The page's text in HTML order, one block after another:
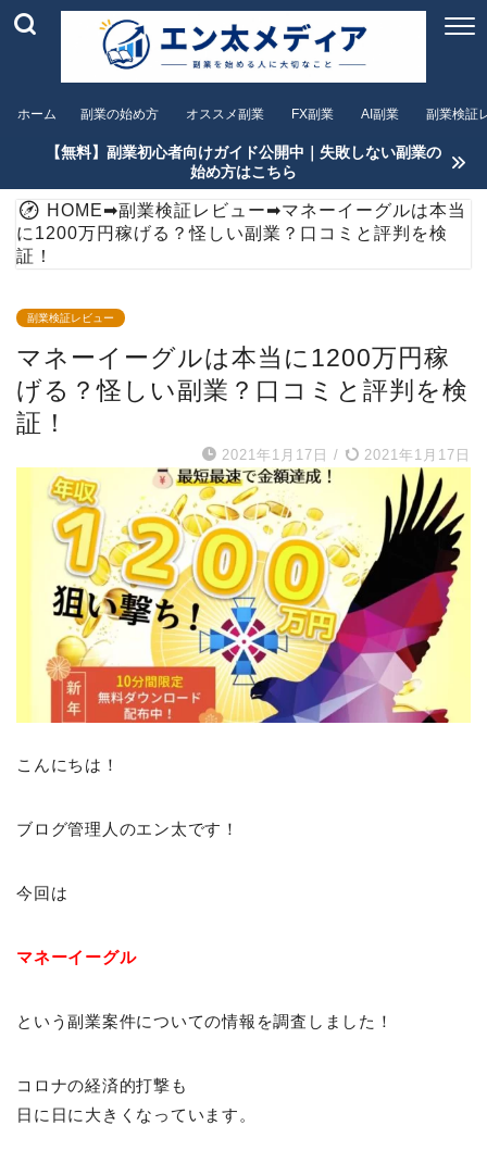
ホーム 副業の始め方 オススメ副業 FX副業 AI副業 副業検証
【無料】副業初心者向けガイド公開中｜失敗しない副業の
始め方はこちら
HOME➡副業検証レビュー➡マネーイーグルは本当
に1200万円稼げる？怪しい副業？口コミと評判を検
証！
副業検証レビュー
マネーイーグルは本当に1200万円稼
げる？怪しい副業？口コミと評判を検
証！
2021年1月17日 / 2021年1月17日
こんにちは！
ブログ管理人のエン太です！
今回は
マネーイーグル
という副業案件についての情報を調査しました！
コロナの経済的打撃も
日に日に大きくなっています。